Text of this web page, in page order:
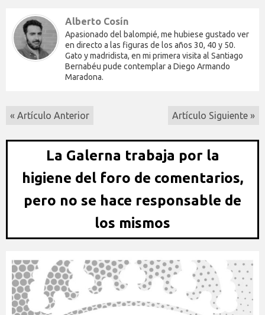
Alberto Cosín
Apasionado del balompié, me hubiese gustado ver
en directo a las figuras de los años 30, 40 y 50.
Gato y madridista, en mi primera visita al Santiago
Bernabéu pude contemplar a Diego Armando
Maradona.
« Artículo Anterior Artículo Siguiente »
La Galerna trabaja por la
higiene del foro de comentarios,
pero no se hace responsable de
los mismos